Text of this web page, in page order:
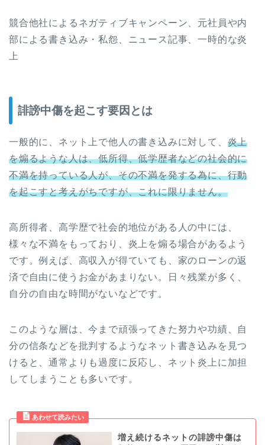
競合他社によるネガティブキャンペーン、元社員や内
部による書き込み・私怨、ニュース記事、一時的な炎
上
誹謗中傷を起こす要因とは
一般的に、ネット上で他人の書き込みに対して、 炎上
を煽るような人は、低所得、低学歴者などの社会的に
不満を持っている人が、その不満を発する為に、行動
を起こすと考えがちですが、これに限りません。
高所得者、高学歴で社会的地位がある人の中には、
様々な不満をもっており、炎上を煽る場合があるよう
です。例えば、高収入が得ていても、家のローンの返
済で自由に使うお金があまりない。日々残業が多く、
自分の自由な時間がないなどです。
このような層は、今まで頑張ってきた努力や功績、自
分の信条などを批判するようなネット書き込みを見つ
けると、通常よりも過度に反応し、ネット炎上に加担
してしまうことも多いです。
増え続けるネットの誹謗中傷は